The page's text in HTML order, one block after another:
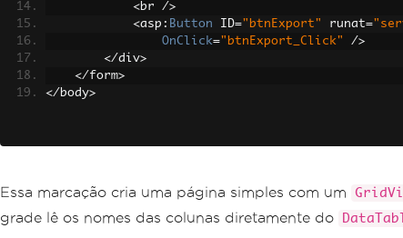
<br />
<asp : Button ID="btnExport" runat=
OnClick="btnExport_Click"
/>
</div>
</form>
</ body>
Essa marcação cria uma página simples com um
grade lê os nomes das colunas diretamente do